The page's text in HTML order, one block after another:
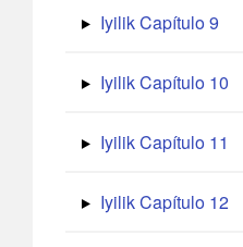
Iyilik Capítulo 9
Iyilik Capítulo 10
Iyilik Capítulo 11
Iyilik Capítulo 12